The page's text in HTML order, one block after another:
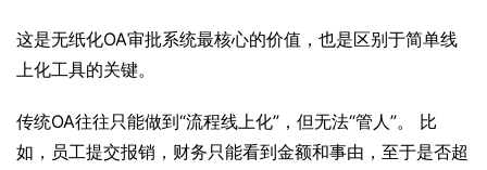
这是无纸化OA审批系统最核心的价值，也是区别于简单线
上化工具的关键。
传统OA往往只能做到“流程线上化”，但无法“管人”。 比
如，员工提交报销，财务只能看到金额和事由，至于是否超